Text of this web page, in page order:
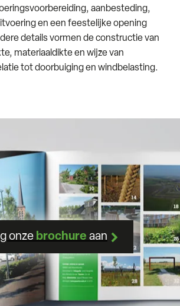
aanbesteding,
en een feestelijke opening
details vormen de constructie van
materiaaldikte en wijze van
tot doorbuiging en windbelasting.
onze brochure aan